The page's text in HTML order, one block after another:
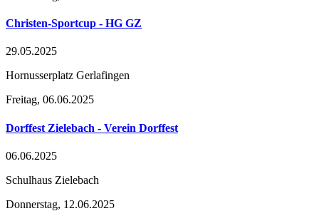
Christen-Sportcup - HG GZ
29.05.2025
Hornusserplatz Gerlafingen
Freitag, 06.06.2025
Dorffest Zielebach - Verein Dorffest
06.06.2025
Schulhaus Zielebach
Donnerstag, 12.06.2025